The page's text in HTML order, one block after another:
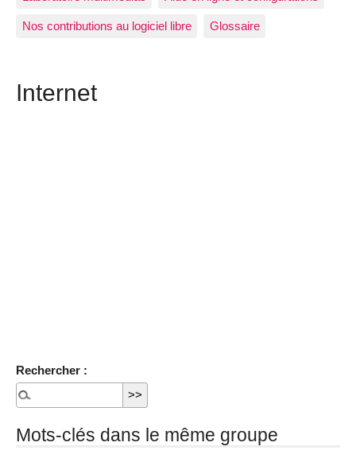
Nos contributions au logiciel libre Glossaire
Internet
Rechercher :
Mots-clés dans le même groupe